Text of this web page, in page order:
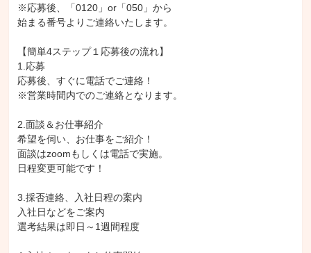
※応募後、「0120」or「050」から
始まる番号よりご連絡いたします。
【簡単4ステップ１応募後の流れ】
1.応募
応募後、すぐに電話でご連絡！
※営業時間内でのご連絡となります。
2.面談＆お仕事紹介
希望を伺い、お仕事をご紹介！
面談はzoomもしくは電話で実施。
日程変更可能です！
3.採否連絡、入社日程の案内
入社日などをご案内
選考結果は即日～1週間程度